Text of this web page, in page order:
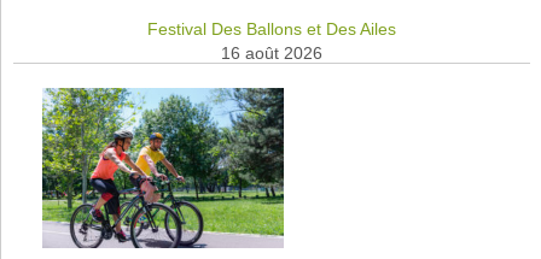
Festival Des Ballons et Des Ailes
16 août 2026